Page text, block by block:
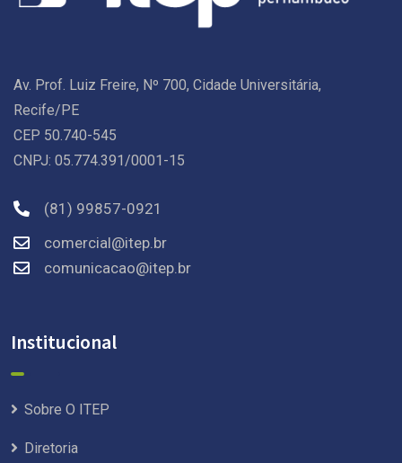
Av. Prof. Luiz Freire, Nº 700, Cidade Universitária,
Recife/PE
CEP 50.740-545
CNPJ: 05.774.391/0001-15
(81) 99857-0921
comercial@itep.br
comunicacao@itep.br
Institucional
Sobre O ITEP
Diretoria